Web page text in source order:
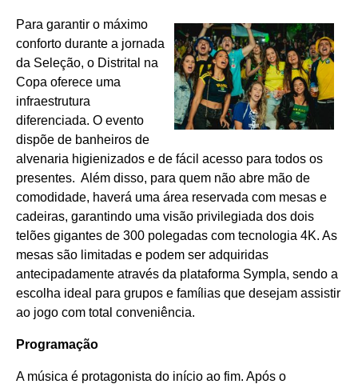
Para garantir o máximo
conforto durante a jornada
da Seleção, o Distrital na
Copa oferece uma
infraestrutura
diferenciada. O evento
dispõe de banheiros de
alvenaria higienizados e de fácil acesso para todos os
presentes. Além disso, para quem não abre mão de
comodidade, haverá uma área reservada com mesas e
cadeiras, garantindo uma visão privilegiada dos dois
telões gigantes de 300 polegadas com tecnologia 4K. As
mesas são limitadas e podem ser adquiridas
antecipadamente através da plataforma Sympla, sendo a
escolha ideal para grupos e famílias que desejam assistir
ao jogo com total conveniência.
Programação
A música é protagonista do início ao fim. Após o